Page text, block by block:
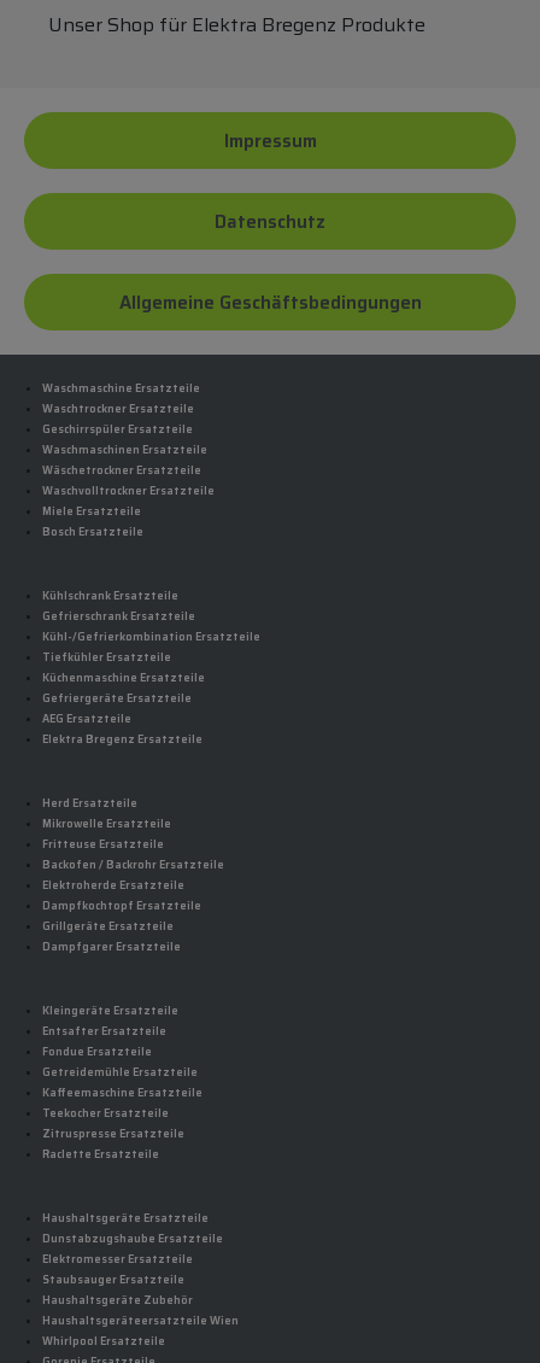
Unser Shop für Elektra Bregenz Produkte
Impressum
Datenschutz
Allgemeine Geschäftsbedingungen
Waschmaschine Ersatzteile
Waschtrockner Ersatzteile
Geschirrspüler Ersatzteile
Waschmaschinen Ersatzteile
Wäschetrockner Ersatzteile
Waschvolltrockner Ersatzteile
Miele Ersatzteile
Bosch Ersatzteile
Kühlschrank Ersatzteile
Gefrierschrank Ersatzteile
Kühl-/Gefrierkombination Ersatzteile
Tiefkühler Ersatzteile
Küchenmaschine Ersatzteile
Gefriergeräte Ersatzteile
AEG Ersatzteile
Elektra Bregenz Ersatzteile
Herd Ersatzteile
Mikrowelle Ersatzteile
Fritteuse Ersatzteile
Backofen / Backrohr Ersatzteile
Elektroherde Ersatzteile
Dampfkochtopf Ersatzteile
Grillgeräte Ersatzteile
Dampfgarer Ersatzteile
Kleingeräte Ersatzteile
Entsafter Ersatzteile
Fondue Ersatzteile
Getreidemühle Ersatzteile
Kaffeemaschine Ersatzteile
Teekocher Ersatzteile
Zitruspresse Ersatzteile
Raclette Ersatzteile
Haushaltsgeräte Ersatzteile
Dunstabzugshaube Ersatzteile
Elektromesser Ersatzteile
Staubsauger Ersatzteile
Haushaltsgeräte Zubehör
Haushaltsgeräteersatzteile Wien
Whirlpool Ersatzteile